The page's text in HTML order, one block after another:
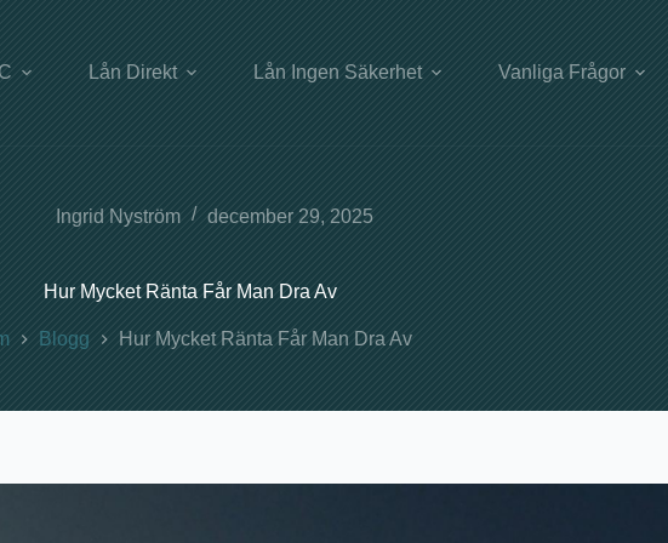
Lån Direkt Lån Ingen Säkerhet Vanliga Frågor
Ingrid Nyström december 29, 2025
Hur Mycket Ränta Får Man Dra Av
Blogg Hur Mycket Ränta Får Man Dra Av